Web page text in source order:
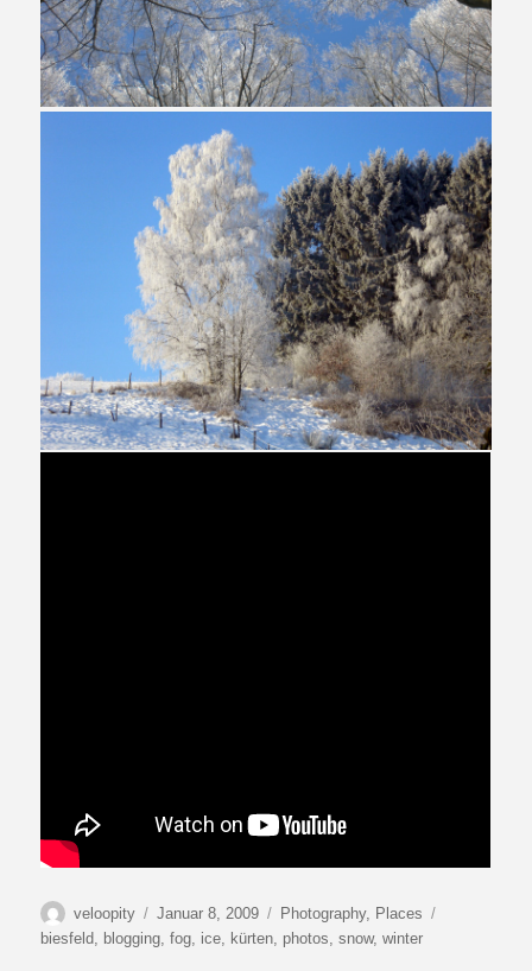
Autor
veloopity
Veröffentlicht
am
Januar 8, 2009 Kategorien
Photography, Places
biesfeld blogging ,fog ice kürten photos ,snow,winter